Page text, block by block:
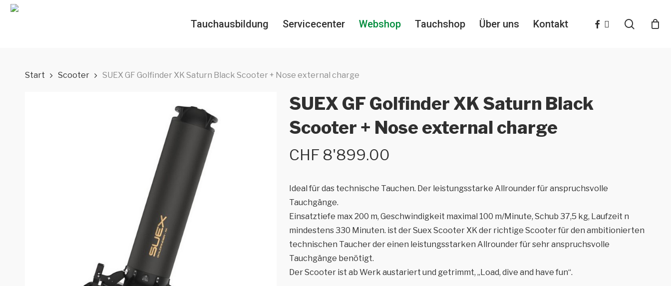
Skip
Tauchausbildung Servicecenter Webshop Tauchshop Über uns Kontakt facebook
instagramsearch
Start Scooter SUEX GF Golfinder XK Saturn Black Scooter + Nose external charge
SUEX GF Golfinder XK Saturn Black
Scooter + Nose external charge
CHF 8'899.00
Ideal für das technische Tauchen. Der leistungsstarke Allrounder für anspruchsvolle
Tauchgänge.
Einsatztiefe max 200 m, Geschwindigkeit maximal 100 m/Minute, Schub 37,5 kg, Laufzeit n
mindestens 330 Minuten. ist der Suex Scooter XK der richtige Scooter für den ambitionierten
technischen Taucher der einen leistungsstarken Allrounder für sehr anspruchsvolle
Tauchgänge benötigt.
Der Scooter ist ab Werk austariert und getrimmt, „Load, dive and have fun“.